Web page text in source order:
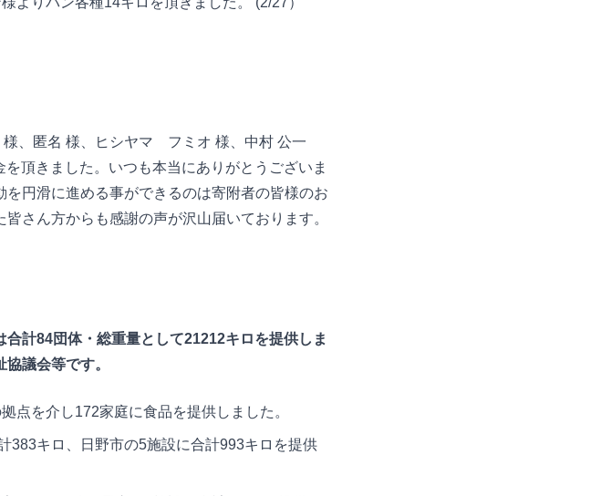
様、匿名 様、ヒシヤマ フミオ 様、中村 公一
を頂きました。いつも本当にありがとうございま
円滑に進める事ができるのは寄附者の皆様のお
さん方からも感謝の声が沢山届いております。
計84団体・総重量として21212キロを提供しま
議会等です。
点を介し172家庭に食品を提供しました。
キロ、日野市の5施設に合計993キロを提供